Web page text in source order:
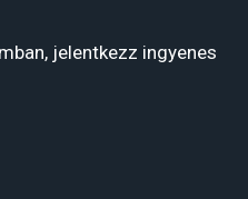
jelentkezz ingyenes